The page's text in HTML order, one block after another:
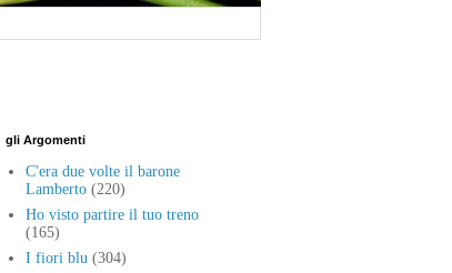
gli Argomenti
C'era due volte il barone
Lamberto (220)
Ho visto partire il tuo treno
(165)
I fiori blu (304)